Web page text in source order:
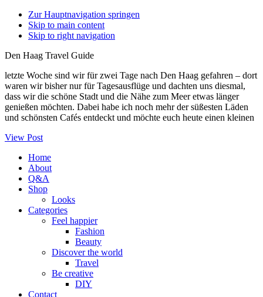
Zur Hauptnavigation springen
Skip to main content
Skip to right navigation
Den Haag Travel Guide
letzte Woche sind wir für zwei Tage nach Den Haag gefahren – dort
waren wir bisher nur für Tagesausflüge und dachten uns diesmal,
dass wir die schöne Stadt und die Nähe zum Meer etwas länger
genießen möchten. Dabei habe ich noch mehr der süßesten Läden
und schönsten Cafés entdeckt und möchte euch heute einen kleinen
View Post
Home
About
Q&A
Shop
Looks
Categories
Feel happier
Fashion
Beauty
Discover the world
Travel
Be creative
DIY
Contact